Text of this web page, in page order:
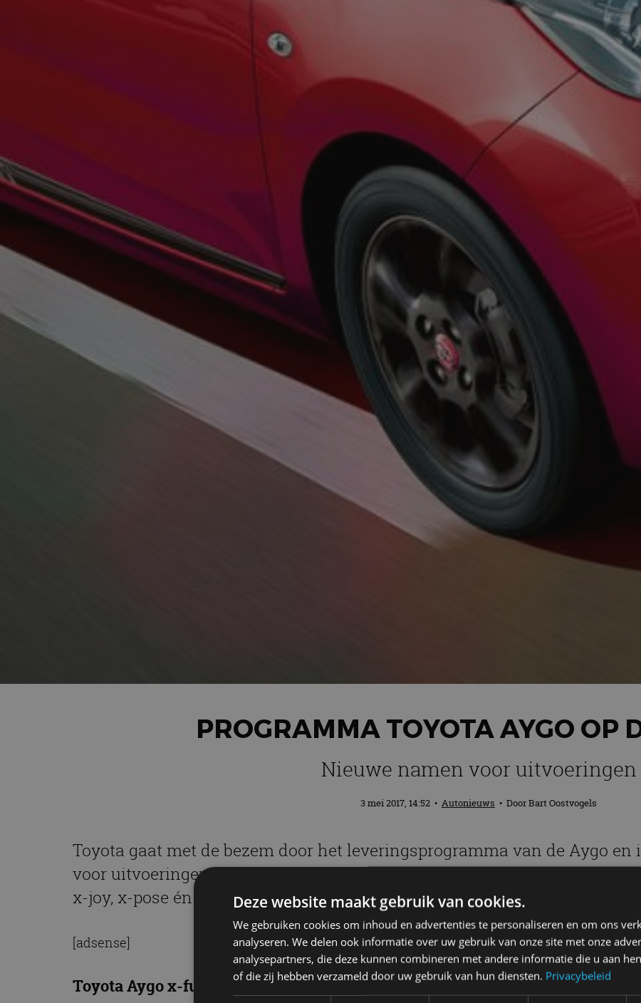
PROGRAMMA TOYOTA AYGO OP
Nieuwe namen voor uitvoeringen
3 mei 2017, 14:52 • Autonieuws • DoorBart Oostvogels
Toyota gaat met de bezem door het leveringsprogramma van de Aygo
voor uitvoeringen. Vanaf nu is er naast de al bekende uitvoeringen x en
x-joy, x-pose én x-cite als Bi-Tone met zwart dak.
[adsense]
Toyota Aygo x-fun
Deze website maakt gebruik van cookies.
We gebruiken cookies om inhoud en advertenties te personaliseren en om ons
analyseren. We delen ook informatie over uw gebruik van onze site met onze
analysepartners, die deze kunnen combineren met andere informatie die u aan
of die zij hebben verzameld door uw gebruik van hun diensten. Privacybeleid